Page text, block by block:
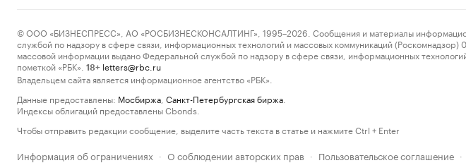
© ООО «БИЗНЕСПРЕСС», АО «РОСБИЗНЕСКОНСАЛТИНГ», 1995–2026. Сообщения и материалы
службой по надзору в сфере связи, информационных технологий и массовых коммуникаций
массовой информации выдано Федеральной службой по надзору в сфере связи, информационных
пометкой «РБК».
18+ letters@rbc.ru
Владельцем сайта является информационное агентство «РБК».
Данные предоставлены: Мосбиржа Санкт-Петербургская биржа
Индексы облигаций предоставлены Cbonds.
Чтобы отправить редакции сообщение, выделите часть текста в статье и нажмите Ctrl + Enter
Информация об ограничениях · О соблюдении авторских прав · Пользовательское соглашение ·